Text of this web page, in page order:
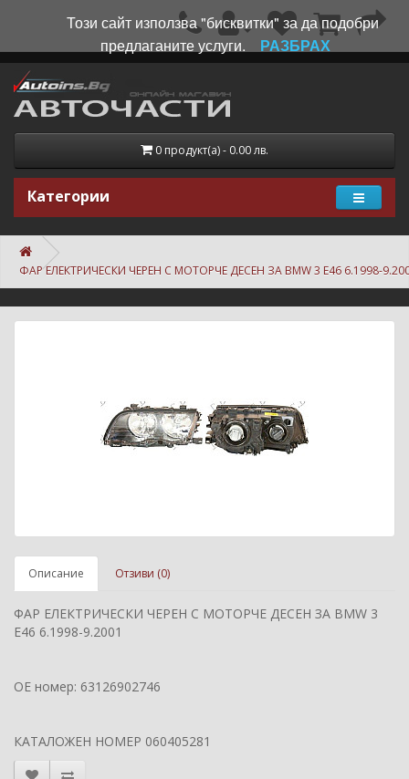
0 продукт(а) - 0.00 лв.
Категории
ФАР ЕЛЕКТРИЧЕСКИ ЧЕРЕН С МОТОРЧЕ ДЕСЕН ЗА BMW 3 E46 6.1998-
Описание Отзиви (0)
ФАР ЕЛЕКТРИЧЕСКИ ЧЕРЕН С МОТОРЧЕ ДЕСЕН ЗА BMW 3
E46 6.1998-9.2001
ОЕ номер: 63126902746
КАТАЛОЖЕН НОМЕР 060405281
Този сайт използва "бисквитки" за да подобри
предлаганите услуги.
РАЗБРАХ